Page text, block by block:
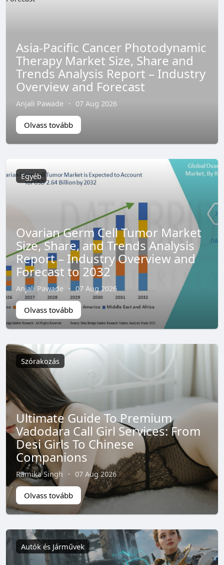
Asia-Pacific Cancer Photodynamic
Therapy Market Size, Share and
Trends Analysis Report – Industry
Overview and Forecast
Anjali Pawade · 07 Aug 2026
Olvass tovább
Egyéb
Ovarian Germ Cell Tumor Market
Size, Share, and Trends Analysis
Report – Industry Overview and
Forecast to 2032
Anjali Pawade · 07 Aug 2026
Olvass tovább
Szórakozás
Ultimate Guide To Premium
Vadodara Call Girl Services: From
Desi Girls To Chinese
Companions
Ramika Singh · 07 Aug 2026
Olvass tovább
Autók és Járművek